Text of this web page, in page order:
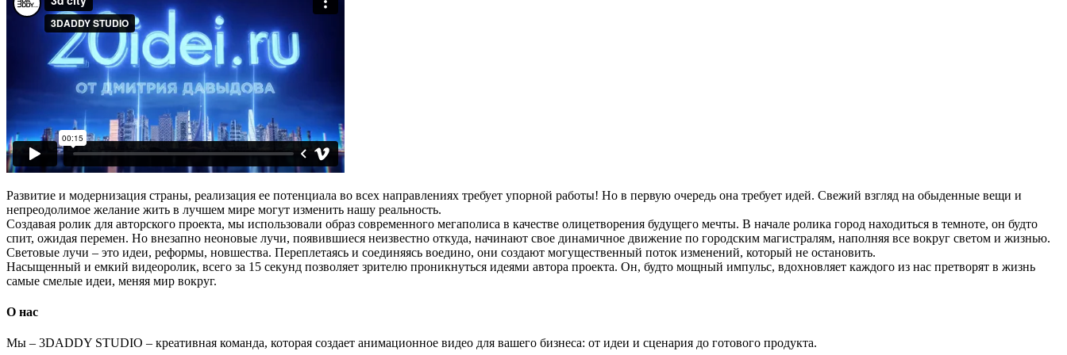
Развитие и модернизация страны, реализация ее потенциала во всех направлениях требует упорной работы! Но в первую очередь она требует идей. Свежий взгляд на обыденные вещи и
непреодолимое желание жить в лучшем мире могут изменить нашу реальность.
Создавая ролик для авторского проекта, мы использовали образ современного мегаполиса в качестве олицетворения будущего мечты. В начале ролика город находиться в темноте, он будто
спит, ожидая перемен. Но внезапно неоновые лучи, появившиеся неизвестно откуда, начинают свое динамичное движение по городским магистралям, наполняя все вокруг светом и жизнью.
Световые лучи – это идеи, реформы, новшества. Переплетаясь и соединяясь воедино, они создают могущественный поток изменений, который не остановить.
Насыщенный и емкий видеоролик, всего за 15 секунд позволяет зрителю проникнуться идеями автора проекта. Он, будто мощный импульс, вдохновляет каждого из нас претворят в жизнь
самые смелые идеи, меняя мир вокруг.
О нас
Мы – 3DADDY STUDIO – креативная команда, которая создает анимационное видео для вашего бизнеса: от идеи и сценария до готового продукта.